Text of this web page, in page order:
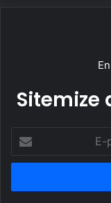
Sitemize
posta
adresinizi